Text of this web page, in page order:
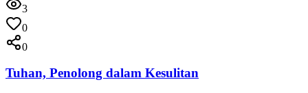
3
0
0
Tuhan, Penolong dalam Kesulitan